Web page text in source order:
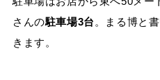
さんの駐車場3台 。まる博と
きます。